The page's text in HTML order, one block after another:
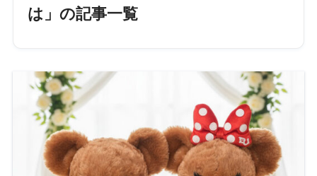
は」の記事一覧